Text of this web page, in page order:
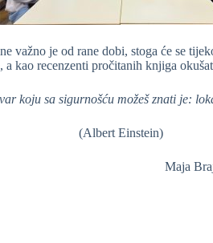
važno je od rane dobi, stoga će se
kao recenzenti pročitanih knjiga
koju sa sigurnošću možeš znati je:
(Albert Einstein)
Maja